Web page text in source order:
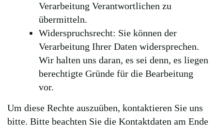
Verarbeitung Verantwortlichen zu
übermitteln.
Widerspruchsrecht: Sie können der
Verarbeitung Ihrer Daten widersprechen.
Wir halten uns daran, es sei denn, es liegen
berechtigte Gründe für die Bearbeitung
vor.
Um diese Rechte auszuüben, kontaktieren Sie uns
bitte. Bitte beachten Sie die Kontaktdaten am Ende